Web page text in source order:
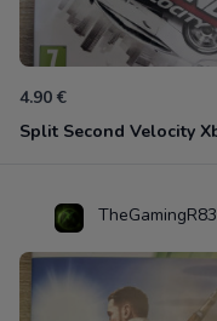
4.90 €
TheGamingR83